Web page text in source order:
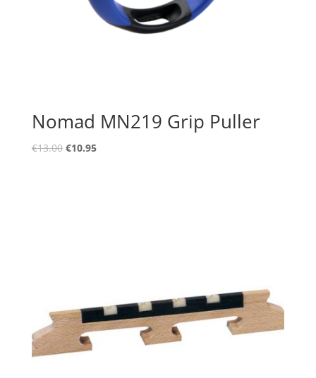
Nomad MN219 Grip Puller
€13.00 Oorspronkelijke
€10.95Huidige